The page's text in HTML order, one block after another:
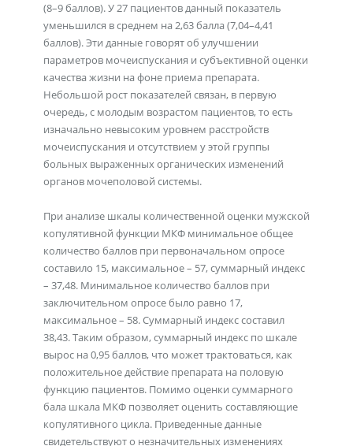
(8–9 баллов). У 27 пациентов данный показатель
уменьшился в среднем на 2,63 балла (7,04–4,41
баллов). Эти данные говорят об улучшении
параметров мочеиспускания и субъективной оценки
качества жизни на фоне приема препарата.
Небольшой рост показателей связан, в первую
очередь, с молодым возрастом пациентов, то есть
изначально невысоким уровнем расстройств
мочеиспускания и отсутствием у этой группы
больных выраженных органических изменений
органов мочеполовой системы.
При анализе шкалы количественной оценки мужской
копулятивной функции МКФ минимальное общее
количество баллов при первоначальном опросе
составило 15, максимальное – 57, суммарный индекс
– 37,48. Минимальное количество баллов при
заключительном опросе было равно 17,
максимальное – 58. Суммарный индекс составил
38,43. Таким образом, суммарный индекс по шкале
вырос на 0,95 баллов, что может трактоваться, как
положительное действие препарата на половую
функцию пациентов. Помимо оценки суммарного
бала шкала МКФ позволяет оценить составляющие
копулятивного цикла. Приведенные данные
свидетельствуют о незначительных изменениях